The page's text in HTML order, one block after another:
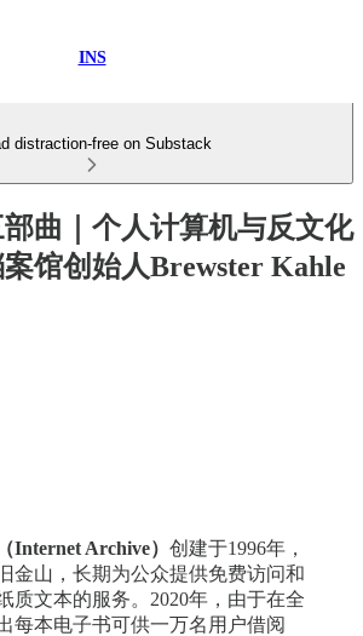
INS
distraction-free on Substack
曲｜个人计算机与反文化
馆创始人Brewster Kahle
Internet Archive） 创建于1996年，
金山，长期为公众提供免费访问和
质文本的服务。2020年，由于在全
每本电子书可供一万名用户借阅